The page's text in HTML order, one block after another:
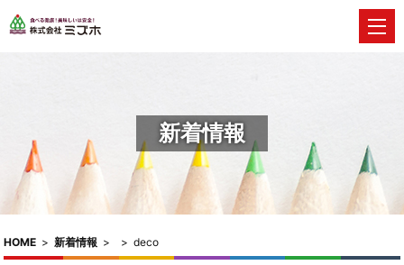
新着情報
HOME > 新着情報 > > deco